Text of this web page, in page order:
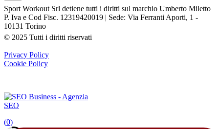
Sport Workout Srl detiene tutti i diritti sul marchio Umberto Miletto
P. Iva e Cod Fisc. 12319420019 | Sede: Via Ferranti Aporti, 1 -
10131 Torino
© 2025 Tutti i diritti riservati
Privacy Policy
Cookie Policy
(0)